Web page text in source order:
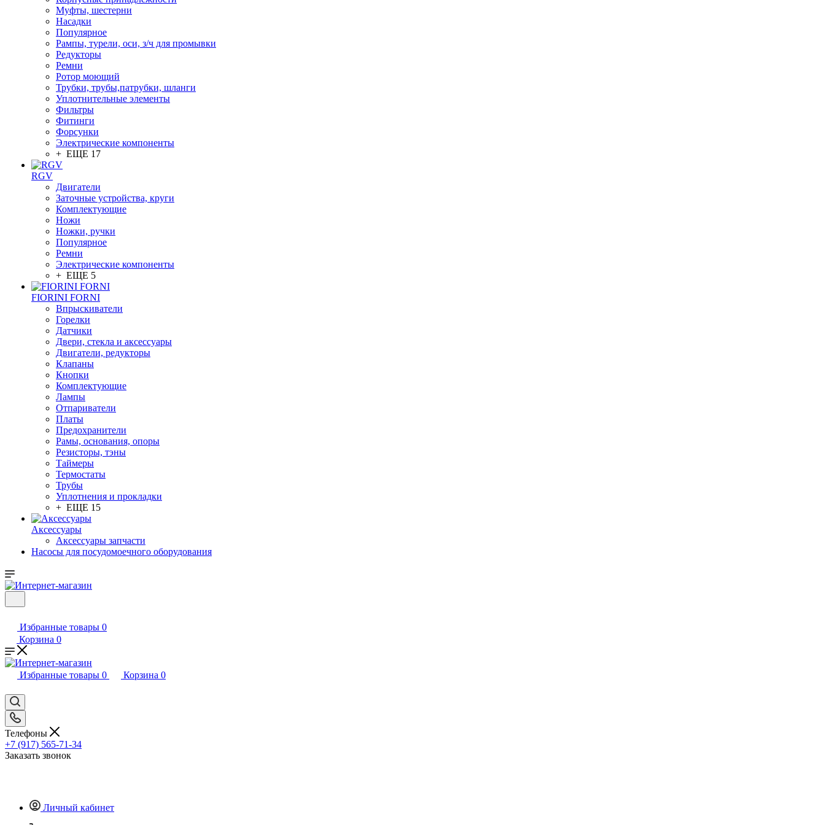
Муфты, шестерни
Насадки
Популярное
Рампы, турели, оси, з/ч для промывки
Редукторы
Ремни
Ротор моющий
Трубки, трубы,патрубки, шланги
Уплотнительные элементы
Фильтры
Фитинги
Форсунки
Электрические компоненты
+ ЕЩЕ 17
RGV
Двигатели
Заточные устройства, круги
Комплектующие
Ножи
Ножки, ручки
Популярное
Ремни
Электрические компоненты
+ ЕЩЕ 5
FIORINI FORNI
Впрыскиватели
Горелки
Датчики
Двери, стекла и аксессуары
Двигатели, редукторы
Клапаны
Кнопки
Комплектующие
Лампы
Отпариватели
Платы
Предохранители
Рамы, основания, опоры
Резисторы, тэны
Таймеры
Термостаты
Трубы
Уплотнения и прокладки
+ ЕЩЕ 15
Аксессуары
Аксессуары запчасти
Насосы для посудомоечного оборудования
Избранные товары 0
Корзина 0
Избранные товары 0 Корзина 0
Телефоны
+7 (917) 565-71-34
Заказать звонок
Личный кабинет